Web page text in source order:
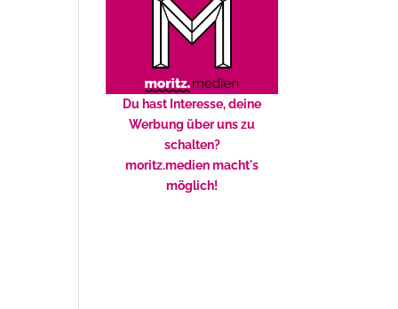
Du hast Interesse, deine
Werbung über uns zu
schalten?
moritz.medien macht's
möglich!